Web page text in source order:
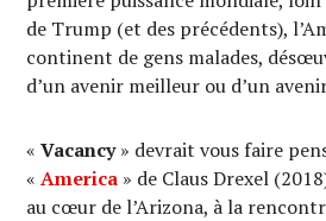
de Trump (et des précédents),
continent de gens malades,
d’un avenir meilleur ou d’un
«Vacancy» devrait vous faire
«America » de Claus Drexel
au cœur de l’Arizona, à la